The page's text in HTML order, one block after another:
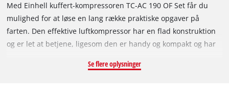
Med Einhell kuffert-kompressoren TC-AC 190 OF Set får du
mulighed for at løse en lang række praktiske opgaver på
farten. Den effektive luftkompressor har en flad konstruktion
og er let at betjene, ligesom den er handy og kompakt og har
også vej til bilen som ”backup”. Som mobil dækpumpe til
Se flere oplysninger